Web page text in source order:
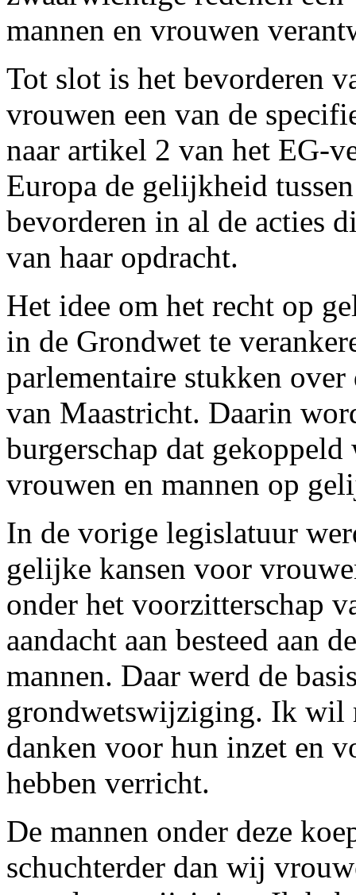
mannen en vrouwen
Tot slot is het bevorderen
vrouwen een van de
naar artikel 2 van het EG-
Europa de gelijkheid
bevorderen in al de acties
van haar opdracht.
Het idee om het recht op
in de Grondwet te
parlementaire stukken
van Maastricht. Daarin
burgerschap dat
vrouwen en mannen op
In de vorige legislatuur
gelijke kansen voor
onder het voorzitterschap
aandacht aan besteed aan
mannen. Daar werd de
grondwetswijziging. Ik wil
danken voor hun inzet en
hebben verricht.
De mannen onder deze
schuchterder dan wij